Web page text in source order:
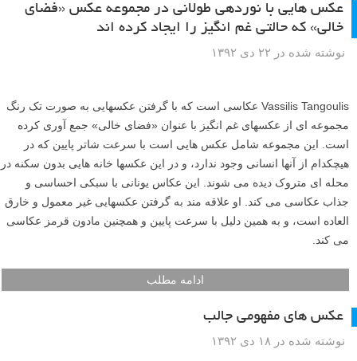
عکس هایی با نوردهی طولانی در مجموعه عکس «فضای
خالی» که حالتی غم انگیز را ایجاد کرده اند
نوشته شده در ۲۲ دی ۱۳۹۲
Vassilis Tangoulis عکاسی است که با گرفتن عکسهایی به صورت تک رنگ
مجموعه ای از عکسهای غم انگیز با عنوان «فضای خالی» جمع آوری کرده
است. این مجموعه شامل عکس هایی است با سرعت شاتر پایین که در
هیچکدام از آنها انسانی وجود ندارد، و در این عکسها خانه هایی بدون سکنه در
محله ای متروک دیده می شوند. این عکاس یونانی با سبکی احساسی و
جذاب عکاسی می کند. او علاقه مند به گرفتن عکسهایی غیر معمول و خارق
العاده است، و به همین دلیل با سرعت پایین و همچنین مادون قرمز عکاسی
می کند.
ادامه مطلب
عکس های مفهومی جالب
نوشته شده در ۱۸ دی ۱۳۹۲